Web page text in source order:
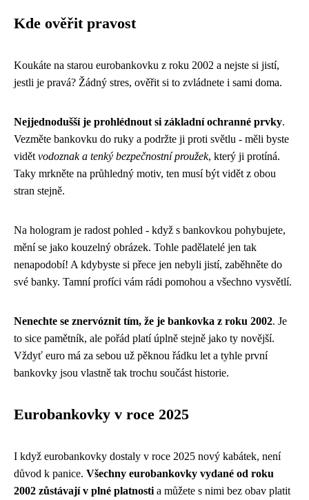
Kde ověřit pravost
Koukáte na starou eurobankovku z roku 2002 a nejste si jistí,
jestli je pravá? Žádný stres, ověřit si to zvládnete i sami doma.
Nejjednodušší je prohlédnout si základní ochranné prvky.
Vezměte bankovku do ruky a podržte ji proti světlu - měli byste
vidět vodoznak a tenký bezpečnostní proužek, který ji protíná.
Taky mrkněte na průhledný motiv, ten musí být vidět z obou
stran stejně.
Na hologram je radost pohled - když s bankovkou pohybujete,
mění se jako kouzelný obrázek. Tohle padělatelé jen tak
nenapodobí! A kdybyste si přece jen nebyli jistí, zaběhněte do
své banky. Tamní profíci vám rádi pomohou a všechno vysvětlí.
Nenechte se znervóznit tím, že je bankovka z roku 2002. Je
to sice pamětník, ale pořád platí úplně stejně jako ty novější.
Vždyť euro má za sebou už pěknou řádku let a tyhle první
bankovky jsou vlastně tak trochu součást historie.
Eurobankovky v roce 2025
I když eurobankovky dostaly v roce 2025 nový kabátek, není
důvod k panice. Všechny eurobankovky vydané od roku
2002 zůstávají v plné platnosti a můžete s nimi bez obav platit